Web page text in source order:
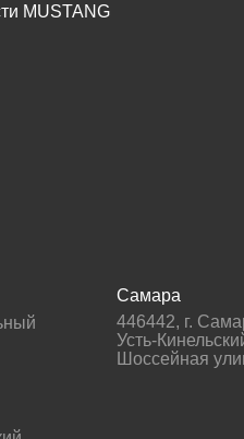
MUSTANG
Самара
446442, г.
Усть-
Шоссейная